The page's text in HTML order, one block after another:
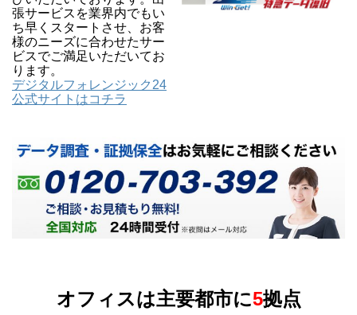
張サービスを業界内でもい
ち早くスタートさせ、お客
様のニーズに合わせたサー
ビスでご満足いただいてお
ります。
デジタルフォレンジック24
公式サイトはコチラ
オフィスは主要都市に5拠点